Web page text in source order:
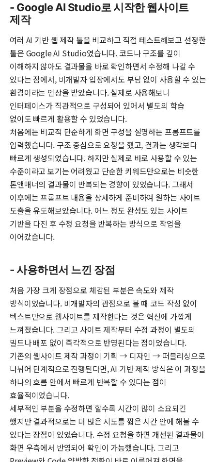
- Google AI Studio로 시작한 웹사이트
제작
여러 AI 기반 웹 제작 툴을 비교하고 직접 테스트해보고 선정한
툴은 Google AI Studio였습니다. 코드나 구조를 깊이
이해하지 않아도 결과물을 바로 확인하면서 수정해 나갈 수
있다는 점에서, 비개발자 입장에서도 부담 없이 사용할 수 있는
환경이라는 인상을 받았습니다. 실제로 사용해보니
인터페이스가 직관적으로 구성되어 있어서 별도의 학습
없이도 빠르게 활용할 수 있었습니다.
처음에는 비교적 단순하게 화면 구성을 설명하는 프롬프트를
입력했습니다. 구조 중심으로 요청을 했고, 결과는 생각보다
빠르게 생성되었습니다. 하지만 실제로 바로 사용할 수 있는
수준이라고 보기는 어려웠고 단순한 키워드만으로는 비슷한
톤앤매너의 결과물이 반복되는 경향이 있었습니다. 그래서
이후에는 프롬프트 내용을 상세하게 준비하여 원하는 사이트
도출을 유도해보았습니다. 어느 정도 완성도 있는 사이트
기반을 다진 후 수정 요청을 반복하는 방식으로 작업을
이어갔습니다.
- 사용하면서 느낀 장점
처음 가장 크게 장점으로 체감된 부분은 속도와 제작
방식이었습니다. 비개발자의 관점으로 볼 때 코드 작성 없이
텍스트만으로 웹사이트를 제작한다는 것은 혁신에 가깝게
느껴졌습니다. 그리고 사이트 제작부터 수정 과정이 별도의
빌드나 배포 없이 즉각적으로 반영된다는 점이었습니다.
기존의 웹사이트 제작 과정이 기획 → 디자인 → 퍼블리싱으로
나뉘어 단계적으로 진행된다면, AI 기반 제작 방식은 이 과정을
하나의 흐름 안에서 빠르게 반복할 수 있다는 점이
효율적이었습니다.
세부적인 부분을 수정하면 할수록 시간이 많이 소요되긴
했지만 결과적으로는 더 많은 시도를 짧은 시간 안에 해볼 수
있다는 장점이 있었습니다. 수정 요청을 하면 개선된 결과물이
화면 우측에서 반영되어 확인이 가능했습니다. 그리고